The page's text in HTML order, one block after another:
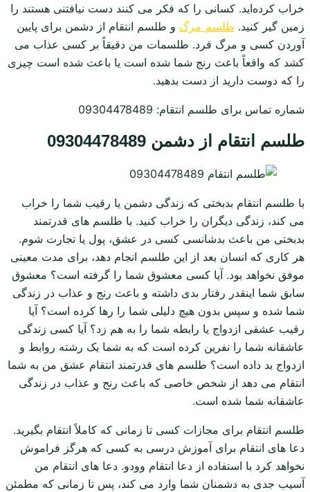
خراب کرده‌اید. کسانی را که فکر می کنند دست نیافتنی هستند را
زمین گیر کنید. طلسم مرگ و طلسم انتقام از دشمن برای پایین
آوردن کسی و مرگ فرد. طلسمات من دقیقاً بر کسی عذاب می
کشد که واقعاً باعث رنج شما شده است یا باعث شده است چیزی
را که دوست دارید از دست بدهید.
شماره تماس برای طلسم انتقام: 09304478489
طلسم انتقام از دشمن 09304478489
با طلسم انتقام بدبختی که زندگی دشمن یا رقیب شما را خراب
می کند، زندگی دیگران را خراب کنید. با طلسم های قدرتمند
بدبختی من باعث بدشانسی کسی در عشق، پول یا تجارت شوم.
هر کاری که انسان بعد از این طلسم انجام دهد، برای مدت معینی
موفق نخواهد بود. آیا کسی معشوق شما را گرفته است؟ معشوق
سابق شما اینقدر رفتار بدی داشته و باعث رنج و عذاب در زندگی
شما شده و سپس بدون هیچ دلیلی شما را رها کرده است؟ آیا
رقیب عشقی ازدواج یا رابطه شما را به هم زد؟ آیا کسی زندگی
عاشقانه شما را نفرین کرده است که به شما یک رشته روابط و
ازدواج بد داده است؟ طلسم های قدرتمند انتقام عشق من به شما
انتقام می دهد از شخص خاصی که باعث رنج و عذاب در زندگی
عاشقانه شما شده است.
طلسم انتقام برای مجازات کسی تا زمانی که کاملاً انتقام بگیرید.
دعا های انتقام برای آموزش درسی به کسی که هرگز فراموش
نخواهد کرد با استفاده از دعا انتقام وودو. دعا های انتقام من
آسیب جدی به دشمنان شما وارد می کند، پس تا زمانی که مطمئن